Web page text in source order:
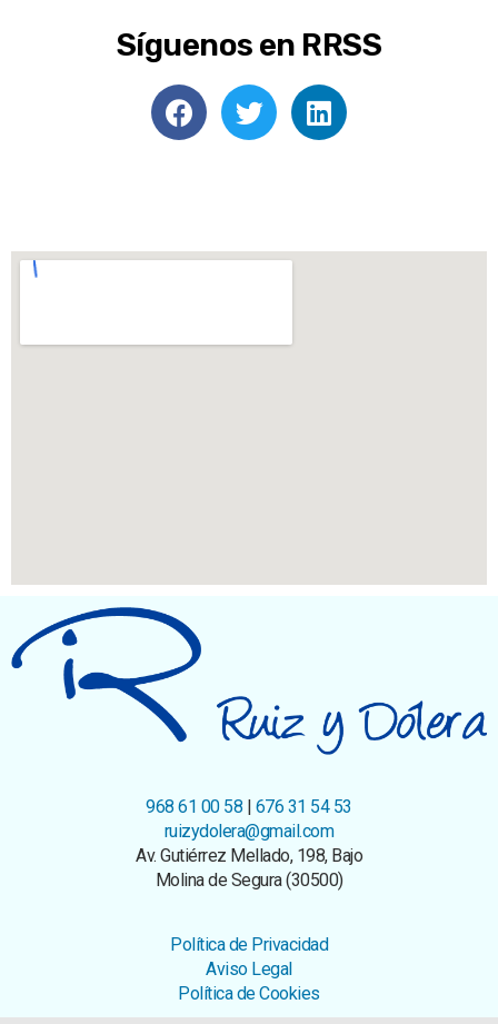
Síguenos en RRSS
968 61 00 58
676 31 54 53
ruizydolera@gmail.com
Av. Gutiérrez Mellado, 198, Bajo
Molina de Segura (30500)
Política de Privacidad
Aviso Legal
Política de Cookies